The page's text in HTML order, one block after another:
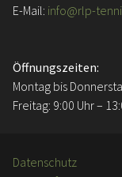
E-Mail: info@rlp-
Öffnungszeiten:
Montag bis
Freitag: 9:00 Uhr –
Datenschutz